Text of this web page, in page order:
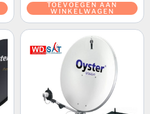
TOEVOEGEN AAN
WINKELWAGEN